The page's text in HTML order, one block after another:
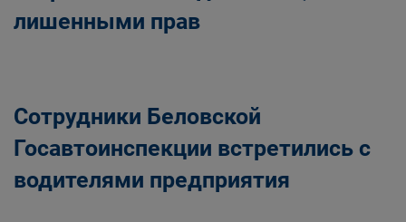
лишенными прав
Сотрудники Беловской
Госавтоинспекции встретились с
водителями предприятия